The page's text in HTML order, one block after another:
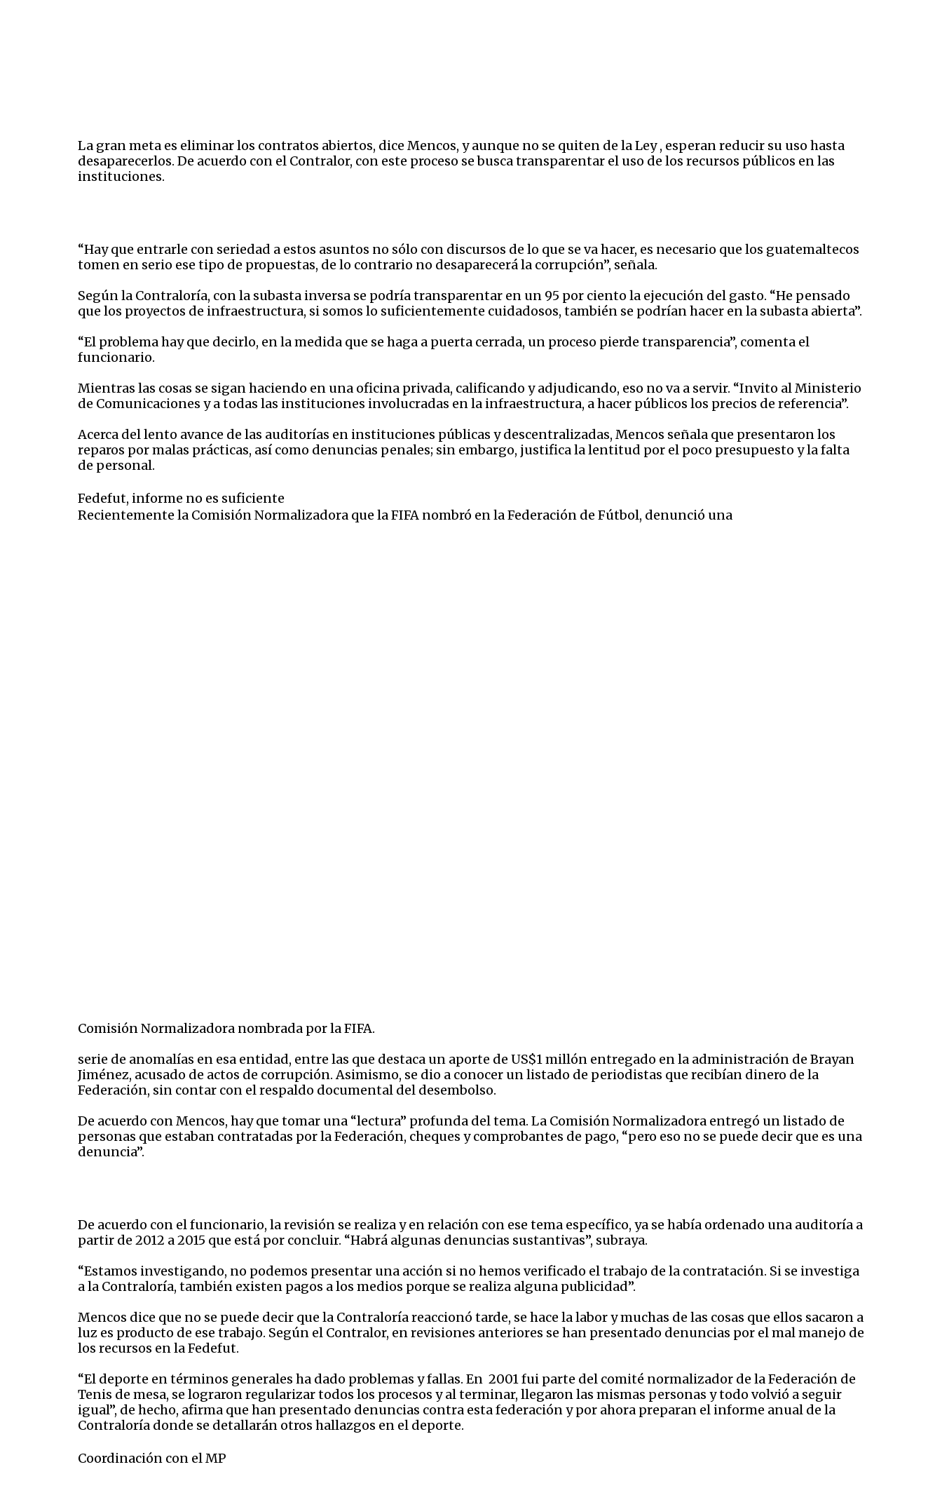
La gran meta es eliminar los contratos abiertos, dice Mencos, y aunque no se quiten de la Ley , esperan reducir su uso hasta
desaparecerlos. De acuerdo con el Contralor, con este proceso se busca transparentar el uso de los recursos públicos en las
instituciones.
“Hay que entrarle con seriedad a estos asuntos no sólo con discursos de lo que se va hacer, es necesario que los guatemaltecos
tomen en serio ese tipo de propuestas, de lo contrario no desaparecerá la corrupción”, señala.
Según la Contraloría, con la subasta inversa se podría transparentar en un 95 por ciento la ejecución del gasto. “He pensado
que los proyectos de infraestructura, si somos lo suficientemente cuidadosos, también se podrían hacer en la subasta abierta”.
“El problema hay que decirlo, en la medida que se haga a puerta cerrada, un proceso pierde transparencia”, comenta el
funcionario.
Mientras las cosas se sigan haciendo en una oficina privada, calificando y adjudicando, eso no va a servir. “Invito al Ministerio
de Comunicaciones y a todas las instituciones involucradas en la infraestructura, a hacer públicos los precios de referencia”.
Acerca del lento avance de las auditorías en instituciones públicas y descentralizadas, Mencos señala que presentaron los
reparos por malas prácticas, así como denuncias penales; sin embargo, justifica la lentitud por el poco presupuesto y la falta
de personal.
Fedefut, informe no es suficiente
Recientemente la Comisión Normalizadora que la FIFA nombró en la Federación de Fútbol, denunció una
Comisión Normalizadora nombrada por la FIFA.
serie de anomalías en esa entidad, entre las que destaca un aporte de US$1 millón entregado en la administración de Brayan
Jiménez, acusado de actos de corrupción. Asimismo, se dio a conocer un listado de periodistas que recibían dinero de la
Federación, sin contar con el respaldo documental del desembolso.
De acuerdo con Mencos, hay que tomar una “lectura” profunda del tema. La Comisión Normalizadora entregó un listado de
personas que estaban contratadas por la Federación, cheques y comprobantes de pago, “pero eso no se puede decir que es una
denuncia”.
De acuerdo con el funcionario, la revisión se realiza y en relación con ese tema específico, ya se había ordenado una auditoría a
partir de 2012 a 2015 que está por concluir. “Habrá algunas denuncias sustantivas”, subraya.
“Estamos investigando, no podemos presentar una acción si no hemos verificado el trabajo de la contratación. Si se investiga
a la Contraloría, también existen pagos a los medios porque se realiza alguna publicidad”.
Mencos dice que no se puede decir que la Contraloría reaccionó tarde, se hace la labor y muchas de las cosas que ellos sacaron a
luz es producto de ese trabajo. Según el Contralor, en revisiones anteriores se han presentado denuncias por el mal manejo de
los recursos en la Fedefut.
“El deporte en términos generales ha dado problemas y fallas. En 2001 fui parte del comité normalizador de la Federación de
Tenis de mesa, se lograron regularizar todos los procesos y al terminar, llegaron las mismas personas y todo volvió a seguir
igual”, de hecho, afirma que han presentado denuncias contra esta federación y por ahora preparan el informe anual de la
Contraloría donde se detallarán otros hallazgos en el deporte.
Coordinación con el MP